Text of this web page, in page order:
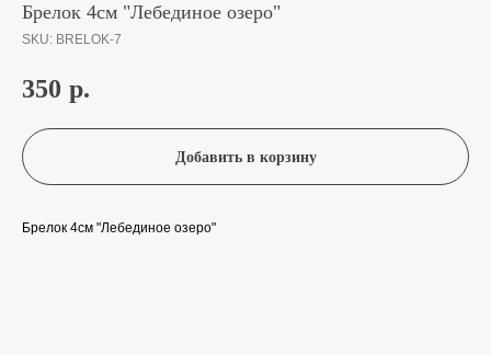
Брелок 4см "Лебединое озеро"
SKU: BRELOK-7
350 р.
Добавить в корзину
Брелок 4см "Лебединое озеро"